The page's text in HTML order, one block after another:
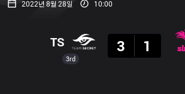
2022년 8월 28일 10:00
3rd
TS
3
1